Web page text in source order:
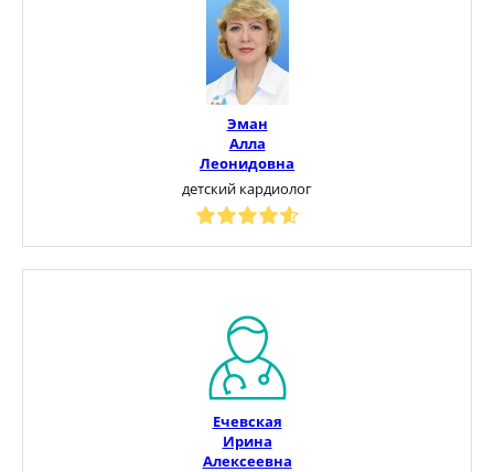
Эман
Алла
Леонидовна
детский кардиолог
Ечевская
Ирина
Алексеевна